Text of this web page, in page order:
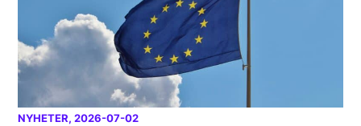
NYHETER, 2026-07-02